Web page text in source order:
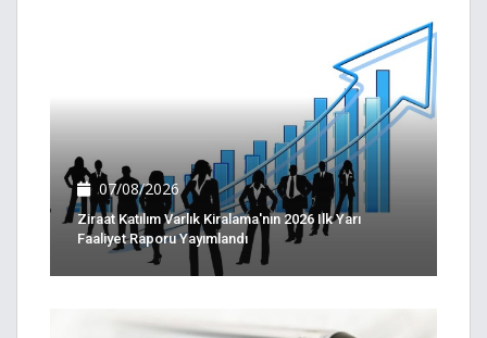
07/08/2026
Ziraat Katılım Varlık Kiralama'nın 2026 Ilk Yarı
Faaliyet Raporu Yayımlandı